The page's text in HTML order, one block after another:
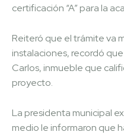
certificación “A” para la
Reiteró que el trámite va
instalaciones, recordó
Carlos, inmueble que
proyecto.
La presidenta municipal
medio le informaron que